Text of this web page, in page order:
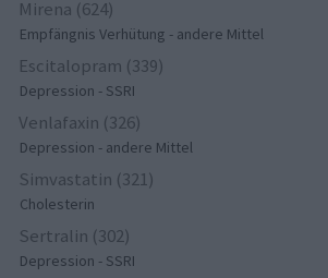
Mirena (624)
Empfängnis Verhütung - andere Mittel
Escitalopram (339)
Depression - SSRI
Venlafaxin (326)
Depression - andere Mittel
Simvastatin (321)
Cholesterin
Sertralin (302)
Depression - SSRI